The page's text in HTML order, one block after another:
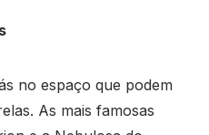
no espaço que podem
As mais famosas